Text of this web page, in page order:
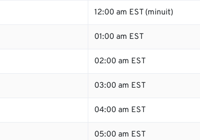
12:00 am EST (minuit)
01:00 am EST
02:00 am EST
03:00 am EST
04:00 am EST
05:00 am EST